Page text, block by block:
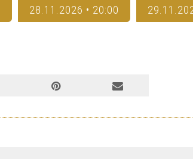
28.11.2026 • 20:00